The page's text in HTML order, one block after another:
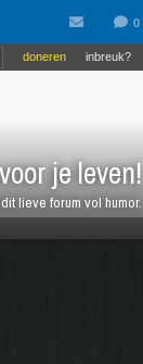
je leven!
lieve forum vol humor.
inbreuk?
doneren